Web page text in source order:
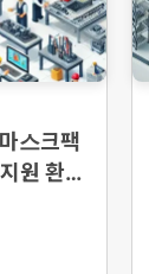
스크팩
원 환영